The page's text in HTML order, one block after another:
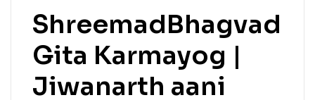
ShreemadBhagvad
Gita Karmayog |
Jiwanarth aani